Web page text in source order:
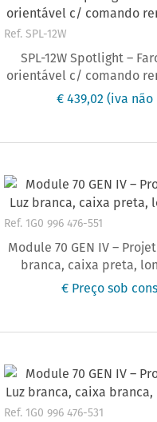
Ref. SPL-12W
SPL-12W Spotlight –
orientável c/ comando
€ 439,02(iva
Ref. 1G0 996 476-551
Module 70 GEN IV –
branca, caixa preta,
€ Preço sob
Ref. 1G0 996 476-531